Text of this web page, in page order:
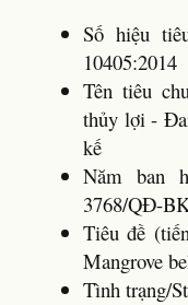
Số hiệu
10405:2014
Tên tiêu
thủy lợi -
kế
Năm ban
3768/QĐ-
Tiêu đề
Mangrove
Tình trạng/